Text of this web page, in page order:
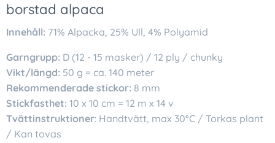
borstad alpaca
Innehåll: 71% Alpacka, 25% Ull, 4% Polyamid
Garngrupp: D (12 - 15 masker) / 12 ply / chunky
Vikt/längd: 50 g = ca. 140 meter
Rekommenderade stickor: 8 mm
Stickfasthet: 10 x 10 cm = 12 m x 14 v
Tvättinstruktioner: Handtvätt, max 30°C / Torkas plant
/ Kan tovas